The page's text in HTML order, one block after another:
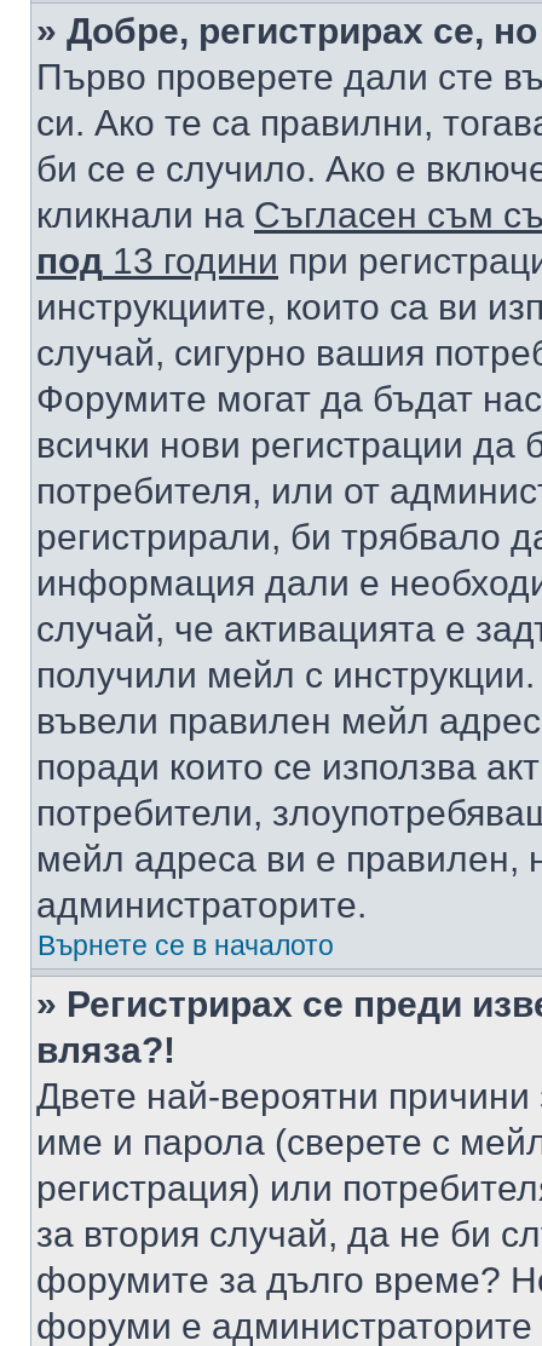
» Добре, регистрирах се,
Първо проверете дали сте
си. Ако те са правилни,
би се е случило. Ако е
кликнали на Съгласен съм
под 13 години при
инструкциите, които са ви
случай, сигурно вашия
Форумите могат да бъдат
всички нови регистрации да
потребителя, или от
регистрирали, би трябвало
информация дали е
случай, че активацията е
получили мейл с
въвели правилен мейл
поради които се използва
потребители,
мейл адреса ви е правилен,
администраторите.
Върнете се в началото
» Регистрирах се преди
вляза?!
Двете най-вероятни
име и парола (сверете с
регистрация) или
за втория случай, да не би
форумите за дълго време?
форуми е администраторите